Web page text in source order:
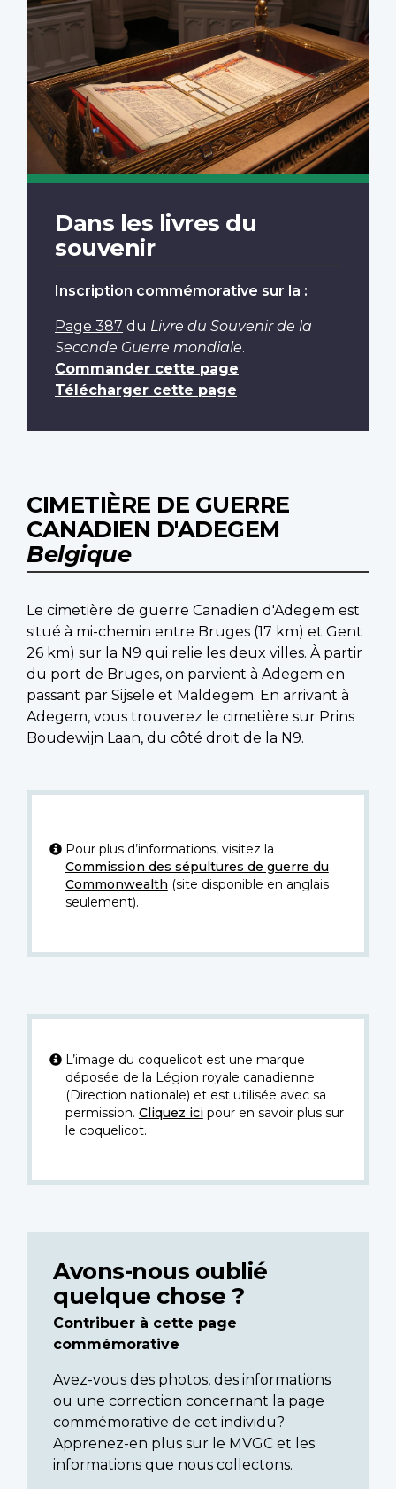
Dans les livres du
souvenir
Inscription commémorative sur la :
Page 387 du Livre du Souvenir de la
Seconde Guerre mondiale.
Commander cette page
Télécharger cette page
CIMETIÈRE DE GUERRE
CANADIEN D'ADEGEM
Belgique
Le cimetière de guerre Canadien d'Adegem est
situé à mi-chemin entre Bruges (17 km) et Gent
26 km) sur la N9 qui relie les deux villes. À partir
du port de Bruges, on parvient à Adegem en
passant par Sijsele et Maldegem. En arrivant à
Adegem, vous trouverez le cimetière sur Prins
Boudewijn Laan, du côté droit de la N9.
Pour plus d’informations, visitez la
Commission des sépultures de guerre du
Commonwealth (site disponible en anglais
seulement).
L’image du coquelicot est une marque
déposée de la Légion royale canadienne
(Direction nationale) et est utilisée avec sa
permission. Cliquez icipour en savoir plus sur
le coquelicot.
Avons-nous oublié
quelque chose ?
Contribuer à cette page
commémorative
Avez-vous des photos, des informations
ou une correction concernant la page
commémorative de cet individu?
Apprenez-en plus sur le MVGC et les
informations que nous collectons.